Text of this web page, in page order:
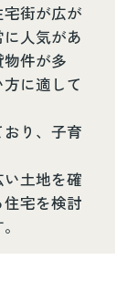
街が広が
人気があ
件が多
に適して
り、子育
土地を確
宅を検討